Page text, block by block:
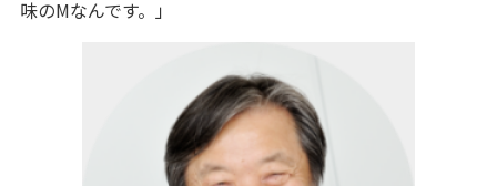
味のMなんです。」